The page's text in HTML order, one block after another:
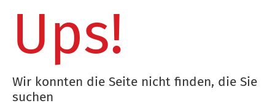
Ups!
Wir konnten die Seite nicht finden, die Sie
suchen